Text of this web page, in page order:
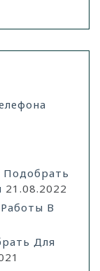
21.08.2022
В
Для